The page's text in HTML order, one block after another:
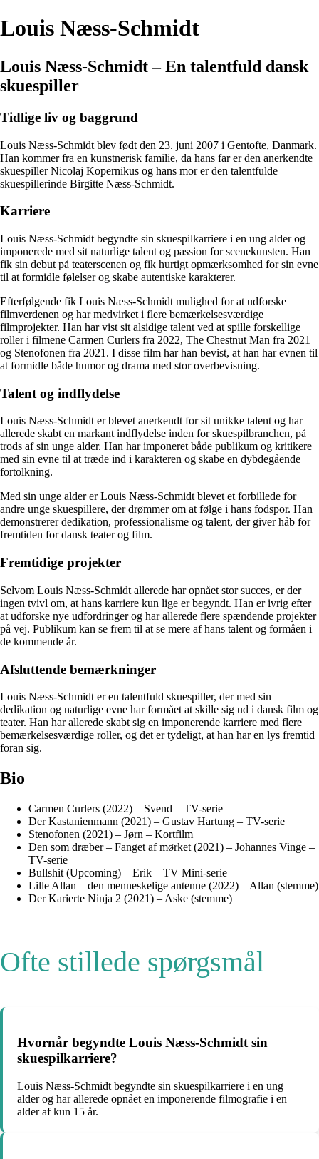
Louis Næss-Schmidt
Louis Næss-Schmidt – En talentfuld dansk
skuespiller
Tidlige liv og baggrund
Louis Næss-Schmidt blev født den 23. juni 2007 i Gentofte, Danmark.
Han kommer fra en kunstnerisk familie, da hans far er den anerkendte
skuespiller Nicolaj Kopernikus og hans mor er den talentfulde
skuespillerinde Birgitte Næss-Schmidt.
Karriere
Louis Næss-Schmidt begyndte sin skuespilkarriere i en ung alder og
imponerede med sit naturlige talent og passion for scenekunsten. Han
fik sin debut på teaterscenen og fik hurtigt opmærksomhed for sin evne
til at formidle følelser og skabe autentiske karakterer.
Efterfølgende fik Louis Næss-Schmidt mulighed for at udforske
filmverdenen og har medvirket i flere bemærkelsesværdige
filmprojekter. Han har vist sit alsidige talent ved at spille forskellige
roller i filmene Carmen Curlers fra 2022, The Chestnut Man fra 2021
og Stenofonen fra 2021. I disse film har han bevist, at han har evnen til
at formidle både humor og drama med stor overbevisning.
Talent og indflydelse
Louis Næss-Schmidt er blevet anerkendt for sit unikke talent og har
allerede skabt en markant indflydelse inden for skuespilbranchen, på
trods af sin unge alder. Han har imponeret både publikum og kritikere
med sin evne til at træde ind i karakteren og skabe en dybdegående
fortolkning.
Med sin unge alder er Louis Næss-Schmidt blevet et forbillede for
andre unge skuespillere, der drømmer om at følge i hans fodspor. Han
demonstrerer dedikation, professionalisme og talent, der giver håb for
fremtiden for dansk teater og film.
Fremtidige projekter
Selvom Louis Næss-Schmidt allerede har opnået stor succes, er der
ingen tvivl om, at hans karriere kun lige er begyndt. Han er ivrig efter
at udforske nye udfordringer og har allerede flere spændende projekter
på vej. Publikum kan se frem til at se mere af hans talent og formåen i
de kommende år.
Afsluttende bemærkninger
Louis Næss-Schmidt er en talentfuld skuespiller, der med sin
dedikation og naturlige evne har formået at skille sig ud i dansk film og
teater. Han har allerede skabt sig en imponerende karriere med flere
bemærkelsesværdige roller, og det er tydeligt, at han har en lys fremtid
foran sig.
Bio
Carmen Curlers (2022) – Svend – TV-serie
Der Kastanienmann (2021) – Gustav Hartung – TV-serie
Stenofonen (2021) – Jørn – Kortfilm
Den som dræber – Fanget af mørket (2021) – Johannes Vinge –
TV-serie
Bullshit (Upcoming) – Erik – TV Mini-serie
Lille Allan – den menneskelige antenne (2022) – Allan (stemme)
Der Karierte Ninja 2 (2021) – Aske (stemme)
Ofte stillede spørgsmål
Hvornår begyndte Louis Næss-Schmidt sin
skuespilkarriere?
Louis Næss-Schmidt begyndte sin skuespilkarriere i en ung
alder og har allerede opnået en imponerende filmografie i en
alder af kun 15 år.